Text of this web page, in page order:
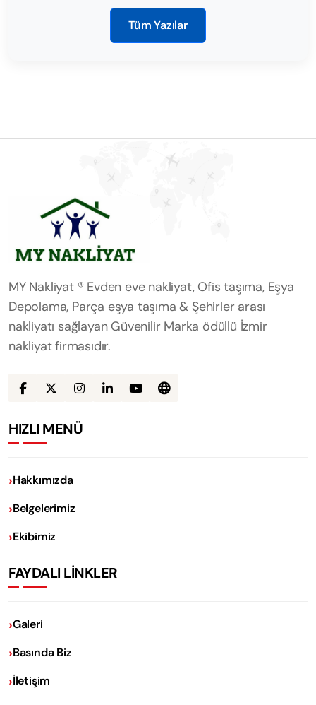
Tüm Yazılar
MY Nakliyat ® Evden eve nakliyat, Ofis taşıma, Eşya
Depolama, Parça eşya taşıma & Şehirler arası
nakliyatı sağlayan Güvenilir Marka ödüllü İzmir
nakliyat firmasıdır.
HIZLI MENÜ
Hakkımızda
Belgelerimiz
Ekibimiz
FAYDALI LİNKLER
Galeri
Basında Biz
İletişim